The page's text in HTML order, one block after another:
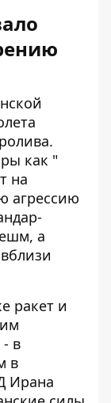
как "
на
агрессию
а
ракет и
в
в
Ирана